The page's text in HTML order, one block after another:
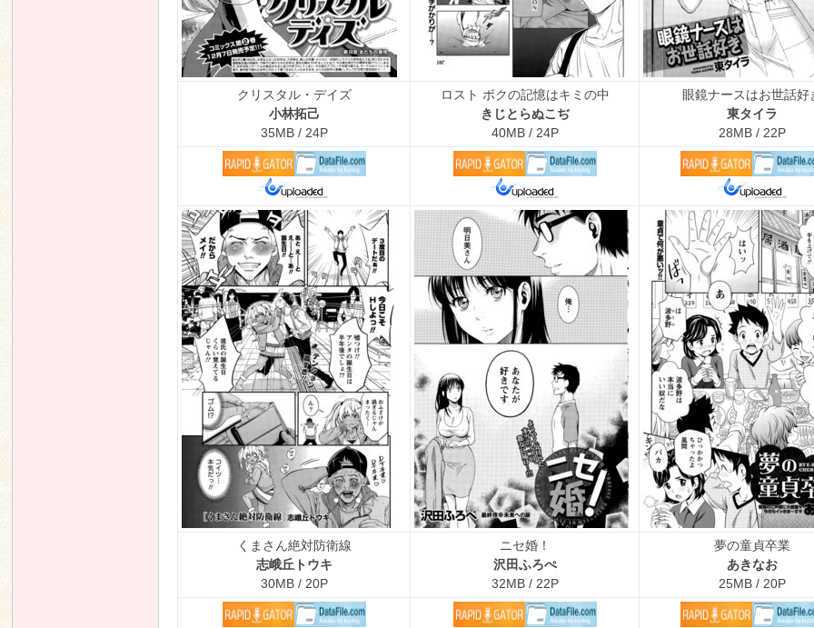
クリスタル・デイズ
小林拓己
35MB / 24P
ロスト ボクの記憶はキミの中
きじとらぬこぢ
40MB / 24P
眼鏡ナースはお世話好
東タイラ
28MB / 22P
くまさん絶対防衛線
志峨丘トウキ
30MB / 20P
ニセ婚！
沢田ふろぺ
32MB / 22P
夢の童貞卒業
あきなお
25MB / 20P